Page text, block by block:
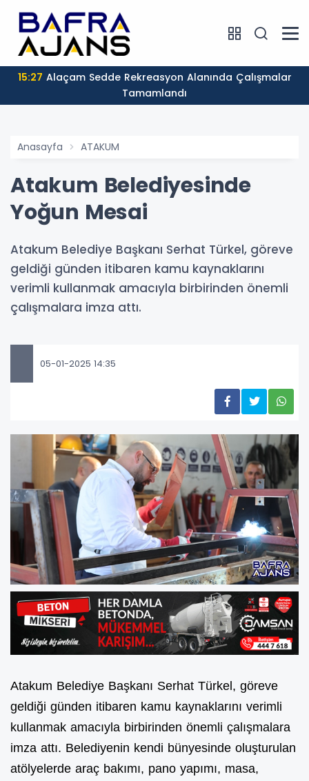
15:27
Tamamlandı
Anasayfa ATAKUM
Atakum Belediyesinde
Yoğun Mesai
Atakum Belediye Başkanı Serhat Türkel, göreve
geldiği günden itibaren kamu kaynaklarını
verimli kullanmak amacıyla birbirinden önemli
çalışmalara imza attı.
05-01-2025 14:35
Atakum Belediye Başkanı Serhat Türkel, göreve
geldiği günden itibaren kamu kaynaklarını verimli
kullanmak amacıyla birbirinden önemli çalışmalara
imza attı. Belediyenin kendi bünyesinde oluşturulan
atölyelerde araç bakımı, pano yapımı, masa,